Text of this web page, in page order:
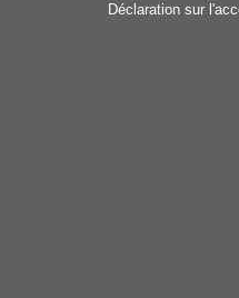
Déclaration sur